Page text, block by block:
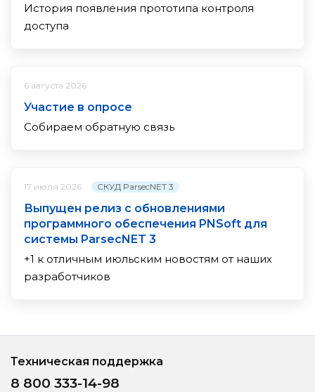
История появления прототипа контроля
доступа
6 августа 2026
Участие в опросе
Собираем обратную связь
17 июля 2026 СКУД ParsecNET 3
Выпущен релиз с обновлениями
программного обеспечения PNSoft для
системы ParsecNET 3
+1 к отличным июльским новостям от наших
разработчиков
Техническая поддержка
8 800 333-14-98